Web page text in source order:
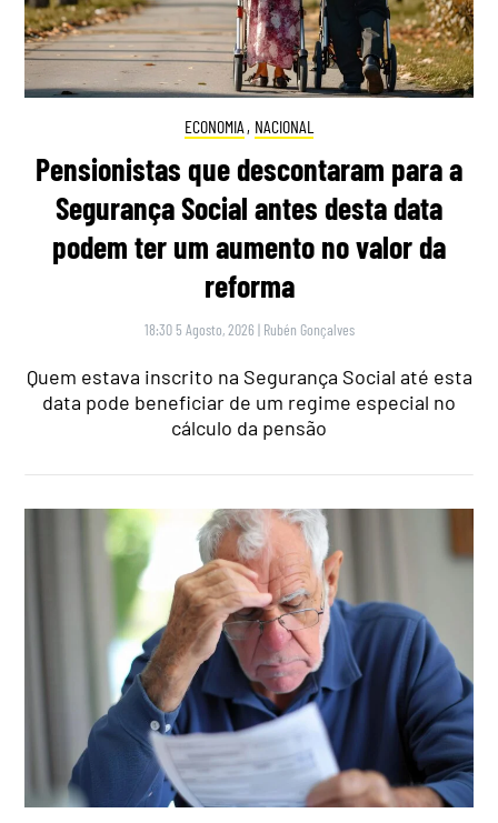
ECONOMIA , NACIONAL
Pensionistas que descontaram para a
Segurança Social antes desta data
podem ter um aumento no valor da
reforma
18:30 5 Agosto, 2026 | Rubén Gonçalves
Quem estava inscrito na Segurança Social até esta
data pode beneficiar de um regime especial no
cálculo da pensão